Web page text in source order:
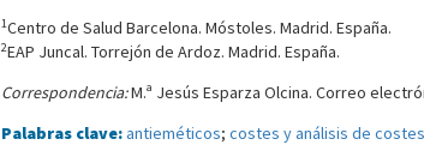
1Centro de Salud Barcelona. Móstoles. Madrid. España.
2EAP Juncal. Torrejón de Ardoz. Madrid. España.
Correspondencia:M.ª Jesús Esparza Olcina. Correo
Palabras clave:antieméticos; costes y análisis de costes